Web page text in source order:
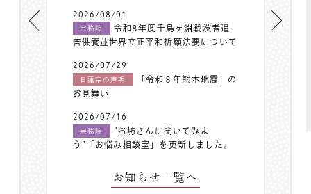
2026/08/01
宗務院
令和8年度千鳥ヶ淵戦没者追
善供養並世界立正平和祈願法要について
2026/07/29
日蓮宗の声明
「令和８年熊本地震」の
お見舞い
2026/07/16
宗務院
”お坊さんに聞いてみよ
う”「お悩み相談室」を更新しました。
お知らせ一覧へ